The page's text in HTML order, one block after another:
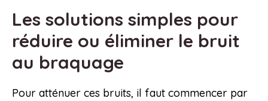
Les solutions simples pour
réduire ou éliminer le bruit
au braquage
Pour atténuer ces bruits, il faut commencer par